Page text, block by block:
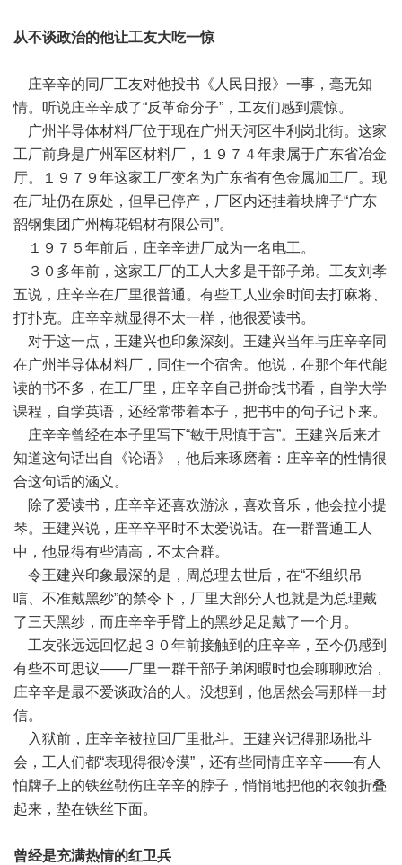
从不谈政治的他让工友大吃一惊
庄辛辛的同厂工友对他投书《人民日报》一事，毫无知
情。听说庄辛辛成了“反革命分子”，工友们感到震惊。
广州半导体材料厂位于现在广州天河区牛利岗北街。这家
工厂前身是广州军区材料厂，１９７４年隶属于广东省冶金
厅。１９７９年这家工厂变名为广东省有色金属加工厂。现
在厂址仍在原处，但早已停产，厂区内还挂着块牌子“广东
韶钢集团广州梅花铝材有限公司”。
１９７５年前后，庄辛辛进厂成为一名电工。
３０多年前，这家工厂的工人大多是干部子弟。工友刘孝
五说，庄辛辛在厂里很普通。有些工人业余时间去打麻将、
打扑克。庄辛辛就显得不太一样，他很爱读书。
对于这一点，王建兴也印象深刻。王建兴当年与庄辛辛同
在广州半导体材料厂，同住一个宿舍。他说，在那个年代能
读的书不多，在工厂里，庄辛辛自己拼命找书看，自学大学
课程，自学英语，还经常带着本子，把书中的句子记下来。
庄辛辛曾经在本子里写下“敏于思慎于言”。王建兴后来才
知道这句话出自《论语》，他后来琢磨着：庄辛辛的性情很
合这句话的涵义。
除了爱读书，庄辛辛还喜欢游泳，喜欢音乐，他会拉小提
琴。王建兴说，庄辛辛平时不太爱说话。在一群普通工人
中，他显得有些清高，不太合群。
令王建兴印象最深的是，周总理去世后，在“不组织吊
唁、不准戴黑纱”的禁令下，厂里大部分人也就是为总理戴
了三天黑纱，而庄辛辛手臂上的黑纱足足戴了一个月。
工友张远远回忆起３０年前接触到的庄辛辛，至今仍感到
有些不可思议——厂里一群干部子弟闲暇时也会聊聊政治，
庄辛辛是最不爱谈政治的人。没想到，他居然会写那样一封
信。
入狱前，庄辛辛被拉回厂里批斗。王建兴记得那场批斗
会，工人们都“表现得很冷漠”，还有些同情庄辛辛——有人
怕牌子上的铁丝勒伤庄辛辛的脖子，悄悄地把他的衣领折叠
起来，垫在铁丝下面。
曾经是充满热情的红卫兵